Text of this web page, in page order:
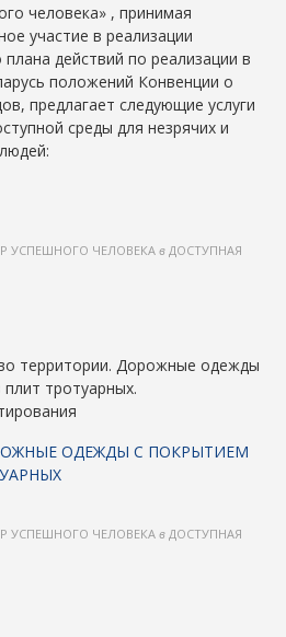
человека» , принимая
участие в реализации
действий по реализации в
положений Конвенции о
предлагает следующие услуги
среды для незрячих и
УСПЕШНОГО ЧЕЛОВЕКА в ДОСТУПНАЯ
территории. Дорожные одежды
тротуарных.
ОДЕЖДЫ С ПОКРЫТИЕМ
УСПЕШНОГО ЧЕЛОВЕКА в ДОСТУПНАЯ